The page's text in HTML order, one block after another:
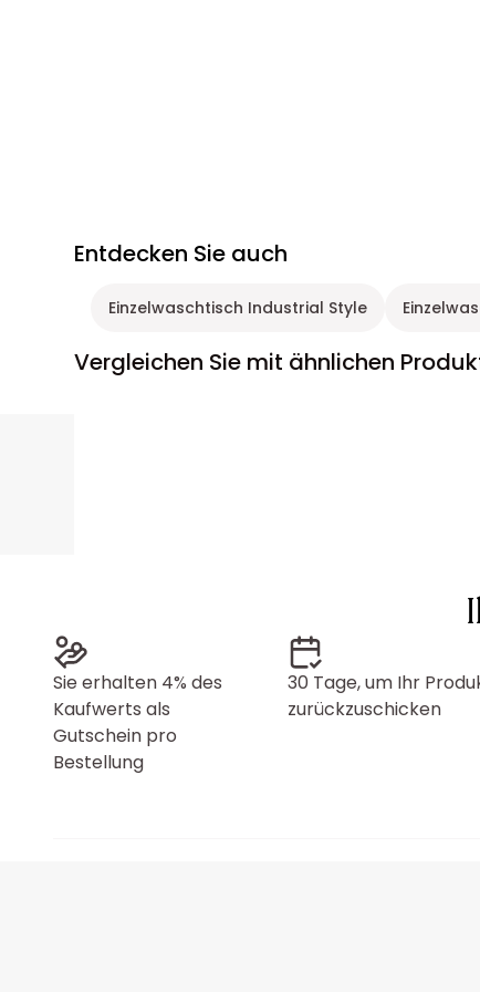
Entdecken Sie auch
Einzelwaschtisch Industrial Style
Vergleichen Sie mit ähnlichen
Sie erhalten 4% des
Kaufwerts als
Gutschein pro
Bestellung
30 Tage, um Ihr
zurückzuschicken